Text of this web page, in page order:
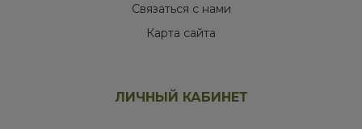
Связаться с нами
Карта сайта
ЛИЧНЫЙ КАБИНЕТ